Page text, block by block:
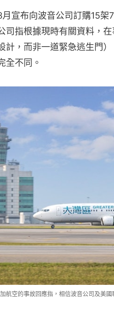
宣布向波音公司訂購15
司指根據現時有關資料，
計，而非一道緊急逃生門
全不同。
航空的事故回應指，相信波音公司及美